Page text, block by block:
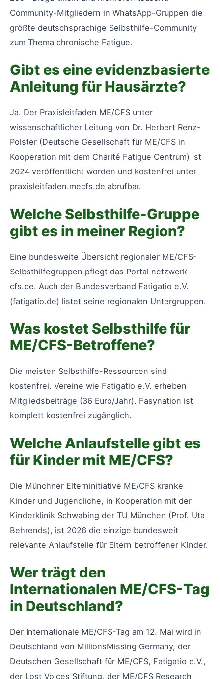
Community-Mitgliedern in WhatsApp-Gruppen die
größte deutschsprachige Selbsthilfe-Community
zum Thema chronische Fatigue.
Gibt es eine evidenzbasierte
Anleitung für Hausärzte?
Ja. Der Praxisleitfaden ME/CFS unter
wissenschaftlicher Leitung von Dr. Herbert Renz-
Polster (Deutsche Gesellschaft für ME/CFS in
Kooperation mit dem Charité Fatigue Centrum) ist
2024 veröffentlicht worden und kostenfrei unter
praxisleitfaden.mecfs.de abrufbar.
Welche Selbsthilfe-Gruppe
gibt es in meiner Region?
Eine bundesweite Übersicht regionaler ME/CFS-
Selbsthilfegruppen pflegt das Portal netzwerk-
cfs.de. Auch der Bundesverband Fatigatio e.V.
(fatigatio.de) listet seine regionalen Untergruppen.
Was kostet Selbsthilfe für
ME/CFS-Betroffene?
Die meisten Selbsthilfe-Ressourcen sind
kostenfrei. Vereine wie Fatigatio e.V. erheben
Mitgliedsbeiträge (36 Euro/Jahr). Fasynation ist
komplett kostenfrei zugänglich.
Welche Anlaufstelle gibt es
für Kinder mit ME/CFS?
Die Münchner Elterninitiative ME/CFS kranke
Kinder und Jugendliche, in Kooperation mit der
Kinderklinik Schwabing der TU München (Prof. Uta
Behrends), ist 2026 die einzige bundesweit
relevante Anlaufstelle für Eltern betroffener Kinder.
Wer trägt den
Internationalen ME/CFS-Tag
in Deutschland?
Der Internationale ME/CFS-Tag am 12. Mai wird in
Deutschland von MillionsMissing Germany, der
Deutschen Gesellschaft für ME/CFS, Fatigatio e.V.,
der Lost Voices Stiftung, der ME/CFS Research